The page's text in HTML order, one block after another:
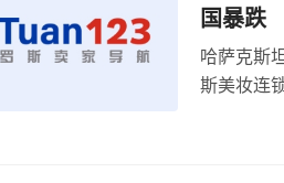
国暴跌
哈萨克斯
斯美妆连